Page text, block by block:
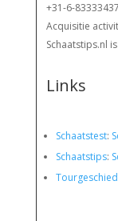
+31-6-83333437
Acquisitie
Schaatstips.nl
Links
Schaatstest:
Schaatstips: